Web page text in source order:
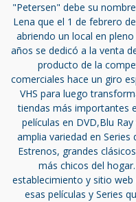
"Petersen" debe su
Lena que el 1 de febrero
abriendo un local en
años se dedicó a la venta
producto de la
comerciales hace un giro
VHS para luego
tiendas más importantes
películas en DVD,Blu
amplia variedad en
Estrenos, grandes
más chicos del
establecimiento y sitio
esas películas y Series